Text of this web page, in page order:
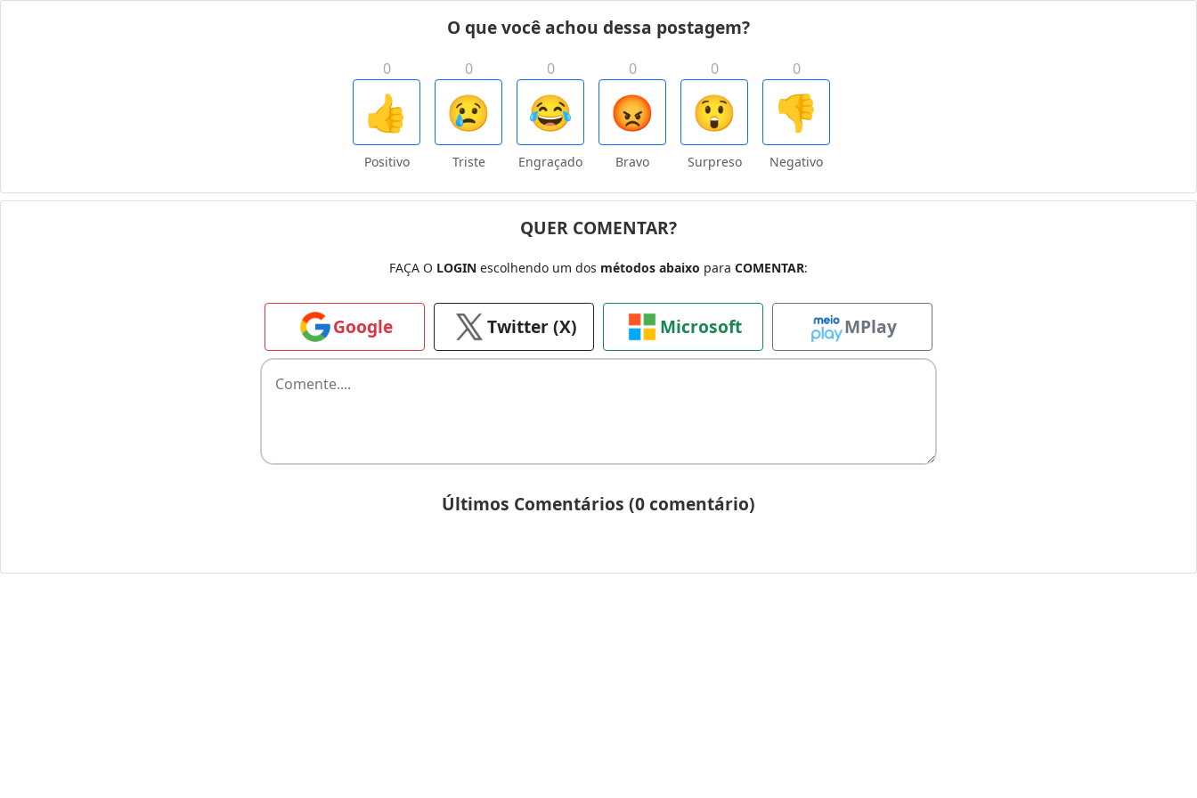
O que você achou dessa postagem?
0
👍
Positivo
0
😢
Triste
0
😂
Engraçado
0
😡
Bravo
0
😲
Surpreso
0
👎
Negativo
QUER COMENTAR?
FAÇA O LOGIN escolhendo um dos métodos abaixo para COMENTAR:
Google Twitter (X) Microsoft MPlay
Últimos Comentários (0 comentário)